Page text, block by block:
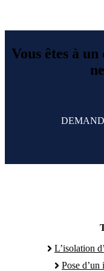
Vous êtes à
L’isolation
Pose d’un